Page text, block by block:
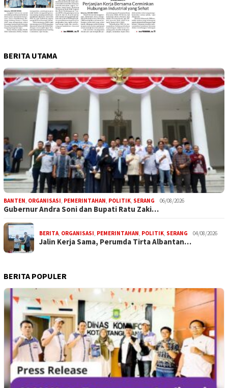
BERITA UTAMA
BANTEN, ORGANISASI, PEMERINTAHAN, POLITIK, SERANG 06/08/2026
Gubernur Andra Soni dan Bupati Ratu Zaki…
BERITA, ORGANISASI, PEMERINTAHAN, POLITIK, SERANG 04/08/2026
Jalin Kerja Sama, Perumda Tirta Albantan…
BERITA POPULER